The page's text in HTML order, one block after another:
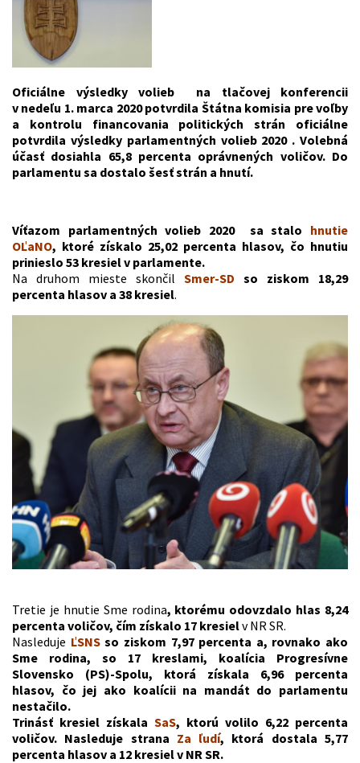
Oficiálne výsledky volieb na tlačovej konferencii
v nedeľu 1. marca 2020 potvrdila Štátna komisia pre voľby
a kontrolu financovania politických strán oficiálne
potvrdila výsledky parlamentných volieb 2020 . Volebná
účasť dosiahla 65,8 percenta oprávnených voličov. Do
parlamentu sa dostalo šesť strán a hnutí.
Víťazom parlamentných volieb 2020 sa stalo hnutie
OĽaNO, ktoré získalo 25,02 percenta hlasov, čo hnutiu
prinieslo 53 kresiel v parlamente.
Na druhom mieste skončil Smer-SD so ziskom 18,29
percenta hlasov a 38 kresiel.
Tretie je hnutie Sme rodina, ktorému odovzdalo hlas 8,24
percenta voličov, čím získalo 17 kresielv NR SR.
Nasleduje ĽSNSso ziskom 7,97 percenta a, rovnako ako
Sme rodina, so 17 kreslami, koalícia Progresívne
Slovensko (PS)-Spolu, ktorá získala 6,96 percenta
hlasov, čo jej ako koalícii na mandát do parlamentu
nestačilo.
Trinásť kresiel získala SaS, ktorú volilo 6,22 percenta
voličov. Nasleduje strana Za ľudí, ktorá dostala 5,77
percenta hlasov a 12 kresiel v NR SR.